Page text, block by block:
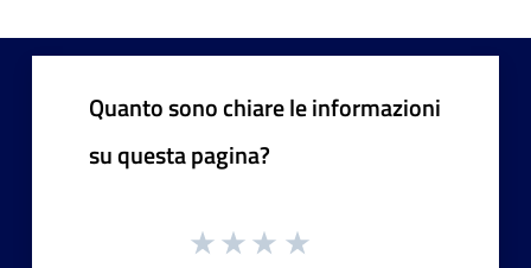
Quanto sono chiare le informazioni
su questa pagina?